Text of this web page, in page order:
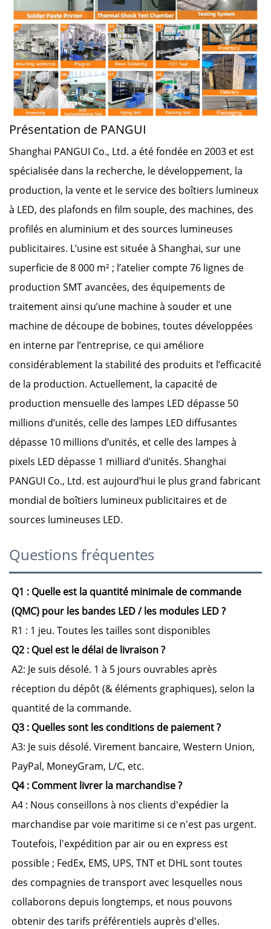
Présentation de PANGUI
Shanghai PANGUI Co., Ltd. a été fondée en 2003 et est
spécialisée dans la recherche, le développement, la
production, la vente et le service des boîtiers lumineux
à LED, des plafonds en film souple, des machines, des
profilés en aluminium et des sources lumineuses
publicitaires. L’usine est située à Shanghai, sur une
superficie de 8 000 m² ; l’atelier compte 76 lignes de
production SMT avancées, des équipements de
traitement ainsi qu’une machine à souder et une
machine de découpe de bobines, toutes développées
en interne par l’entreprise, ce qui améliore
considérablement la stabilité des produits et l’efficacité
de la production. Actuellement, la capacité de
production mensuelle des lampes LED dépasse 50
millions d’unités, celle des lampes LED diffusantes
dépasse 10 millions d’unités, et celle des lampes à
pixels LED dépasse 1 milliard d’unités. Shanghai
PANGUI Co., Ltd. est aujourd’hui le plus grand fabricant
mondial de boîtiers lumineux publicitaires et de
sources lumineuses LED.
Questions fréquentes
Q1 : Quelle est la quantité minimale de commande
(QMC) pour les bandes LED / les modules LED ?
R1 : 1 jeu. Toutes les tailles sont disponibles
Q2 : Quel est le délai de livraison ?
A2: Je suis désolé. 1 à 5 jours ouvrables après
réception du dépôt (& éléments graphiques), selon la
quantité de la commande.
Q3 : Quelles sont les conditions de paiement ?
A3: Je suis désolé. Virement bancaire, Western Union,
PayPal, MoneyGram, L/C, etc.
Q4 : Comment livrer la marchandise ?
A4 : Nous conseillons à nos clients d'expédier la
marchandise par voie maritime si ce n'est pas urgent.
Toutefois, l'expédition par air ou en express est
possible ; FedEx, EMS, UPS, TNT et DHL sont toutes
des compagnies de transport avec lesquelles nous
collaborons depuis longtemps, et nous pouvons
obtenir des tarifs préférentiels auprès d'elles.